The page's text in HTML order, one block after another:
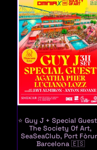
⭐ Guy J + Special
The Society Of Art,
SeaSeaClub, Port
Barcelona 🇪🇸